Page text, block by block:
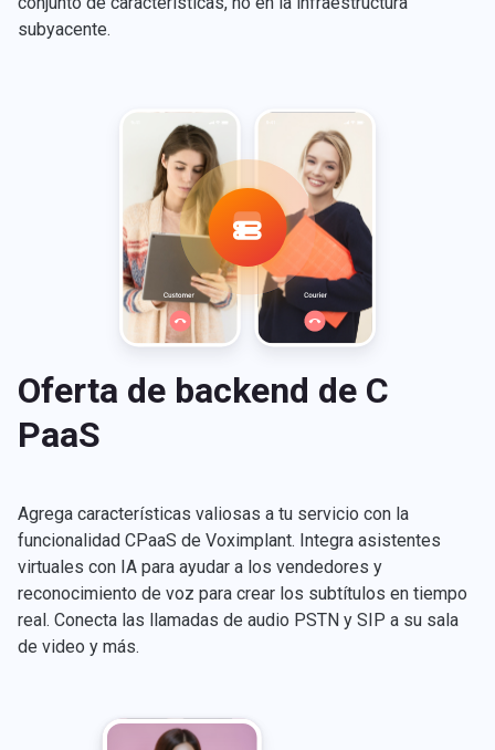
subyacente.
Oferta de backend de С
PaaS
Agrega características valiosas a tu servicio con la
funcionalidad CPaaS de Voximplant. Integra asistentes
virtuales con IA para ayudar a los vendedores y
reconocimiento de voz para crear los subtítulos en tiempo
real. Conecta las llamadas de audio PSTN y SIP a su sala
de video y más.